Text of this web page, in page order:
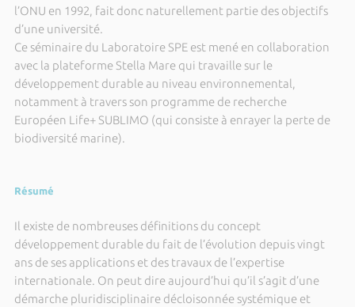
l’ONU en 1992, fait donc naturellement partie des objectifs
d’une université.
Ce séminaire du Laboratoire SPE est mené en collaboration
avec la plateforme Stella Mare qui travaille sur le
développement durable au niveau environnemental,
notamment à travers son programme de recherche
Européen Life+ SUBLIMO (qui consiste à enrayer la perte de
biodiversité marine).
Résumé
Il existe de nombreuses définitions du concept
développement durable du fait de l’évolution depuis vingt
ans de ses applications et des travaux de l’expertise
internationale. On peut dire aujourd’hui qu’il s’agit d’une
démarche pluridisciplinaire décloisonnée systémique et